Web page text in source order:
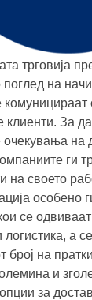
трговија
на
клиенти. За
очекувања на
ги
на своето
особено
се
логистика, а
број на
и
за